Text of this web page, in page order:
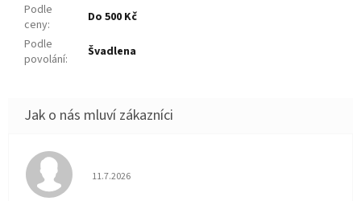
Podle
ceny:
Do 500 Kč
Podle
povolání: Švadlena
Hodnocení obchodu je 5 z 5 hvězdiček.
11.7.2026